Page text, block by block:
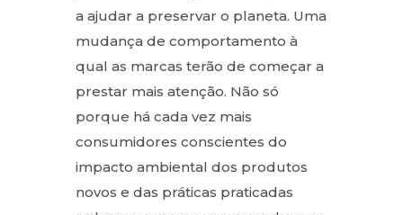
a ajudar a preservar o planeta. Uma
mudança de comportamento à
qual as marcas terão de começar a
prestar mais atenção. Não só
porque há cada vez mais
consumidores conscientes do
impacto ambiental dos produtos
novos e das práticas praticadas